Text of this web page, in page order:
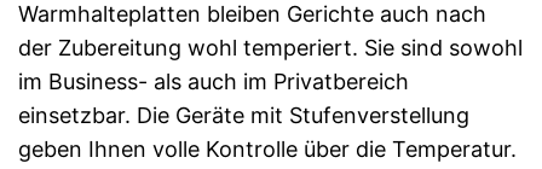
Warmhalteplatten bleiben Gerichte auch nach
der Zubereitung wohl temperiert. Sie sind sowohl
im Business- als auch im Privatbereich
einsetzbar. Die Geräte mit Stufenverstellung
geben Ihnen volle Kontrolle über die Temperatur.